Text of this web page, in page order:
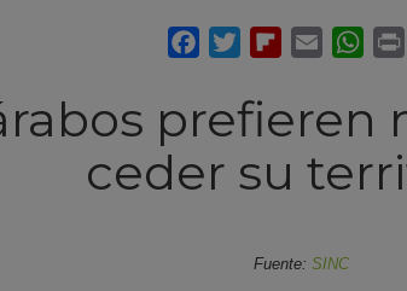
prefieren
ceder su
Fuente: SINC